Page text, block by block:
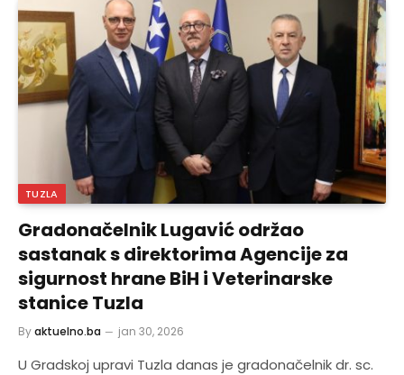
TUZLA
Gradonačelnik Lugavić održao
sastanak s direktorima Agencije za
sigurnost hrane BiH i Veterinarske
stanice Tuzla
Byaktuelno.ba jan 30, 2026
U Gradskoj upravi Tuzla danas je gradonačelnik dr. sc.